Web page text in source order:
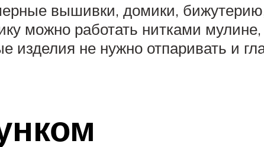
вышивки, домики,
можно работать нитками
не нужно отпаривать и